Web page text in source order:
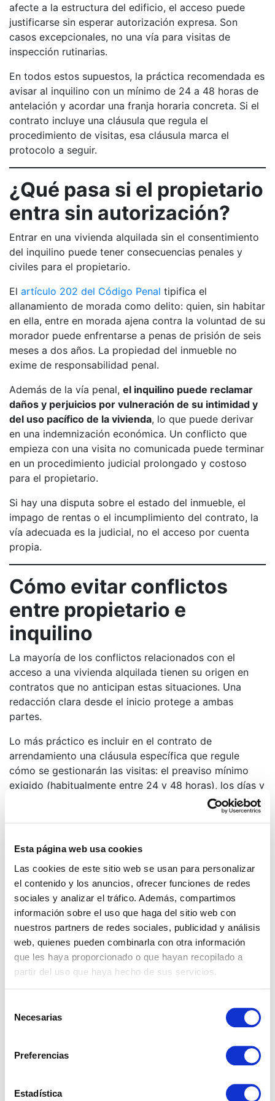
Esta página web usa cookies
Las cookies de este sitio web se usan para personalizar
el contenido y los anuncios, ofrecer funciones de redes
sociales y analizar el tráfico. Además, compartimos
información sobre el uso que haga del sitio web con
nuestros partners de redes sociales, publicidad y análisis
web, quienes pueden combinarla con otra información
que les haya proporcionado o que hayan recopilado a
partir del uso que haya hecho de sus servicios.
Necesarias
Preferencias
Estadística
afecte a la estructura del edificio, el acceso puede
justificarse sin esperar autorización expresa. Son
casos excepcionales, no una vía para visitas de
inspección rutinarias.
En todos estos supuestos, la práctica recomendada es
avisar al inquilino con un mínimo de 24 a 48 horas de
antelación y acordar una franja horaria concreta. Si el
contrato incluye una cláusula que regula el
procedimiento de visitas, esa cláusula marca el
protocolo a seguir.
¿Qué pasa si el propietario
entra sin autorización?
Entrar en una vivienda alquilada sin el consentimiento
del inquilino puede tener consecuencias penales y
civiles para el propietario.
El artículo 202 del Código Penal tipifica el
allanamiento de morada como delito: quien, sin habitar
en ella, entre en morada ajena contra la voluntad de su
morador puede enfrentarse a penas de prisión de seis
meses a dos años. La propiedad del inmueble no
exime de responsabilidad penal.
Además de la vía penal, el inquilino puede reclamar
daños y perjuicios por vulneración de su intimidad y
del uso pacífico de la vivienda, lo que puede derivar
en una indemnización económica. Un conflicto que
empieza con una visita no comunicada puede terminar
en un procedimiento judicial prolongado y costoso
para el propietario.
Si hay una disputa sobre el estado del inmueble, el
impago de rentas o el incumplimiento del contrato, la
vía adecuada es la judicial, no el acceso por cuenta
propia.
Cómo evitar conflictos
entre propietario e
inquilino
La mayoría de los conflictos relacionados con el
acceso a una vivienda alquilada tienen su origen en
contratos que no anticipan estas situaciones. Una
redacción clara desde el inicio protege a ambas
partes.
Lo más práctico es incluir en el contrato de
arrendamiento una cláusula específica que regule
cómo se gestionarán las visitas: el preaviso mínimo
exigido (habitualmente entre 24 y 48 horas), los días y
franjas horarias admisibles, y el procedimiento para
surja el problema evita interpretaciones
Si el contrato ya está firmado y no contempla estas
cuestiones, cualquier acuerdo posterior sobre visitas o
revisiones debe quedar documentado por escrito, ya
sea mediante un correo electrónico o un mensaje que
ambas partes puedan conservar como registro.
En nuestra experiencia gestionandopropiedades en
de comunicación y ausencia de acuerdos previos bien
documentados. Ayudamos a redactar contratos con
mediamos cuando surgen discrepancias, antes de que
Si estás pensando en alquilar una propiedad en